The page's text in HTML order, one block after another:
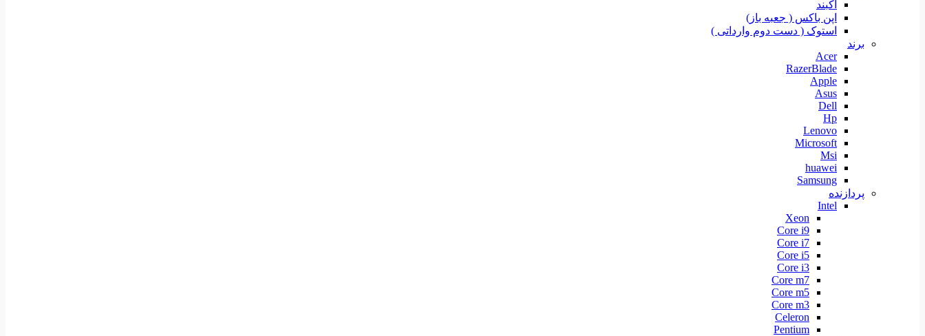
آکبند
اپن باکس ( جعبه باز)
استوک ( دست دوم وارداتی )
برند
Acer
RazerBlade
Apple
Asus
Dell
Hp
Lenovo
Microsoft
Msi
huawei
Samsung
پردازنده
Intel
Xeon
Core i9
Core i7
Core i5
Core i3
Core m7
Core m5
Core m3
Celeron
Pentium